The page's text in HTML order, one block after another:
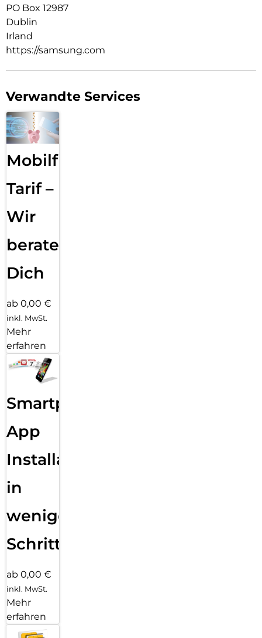
PO Box 12987
Dublin
Irland
https://samsung.com
Verwandte Services
Mobilfunk
Tarif –
Wir
beraten
Dich
ab 0,00 €
inkl. MwSt.
Mehr
erfahren
Smartphone
App
Installation
in
wenigen
Schritten
ab 0,00 €
inkl. MwSt.
Mehr
erfahren